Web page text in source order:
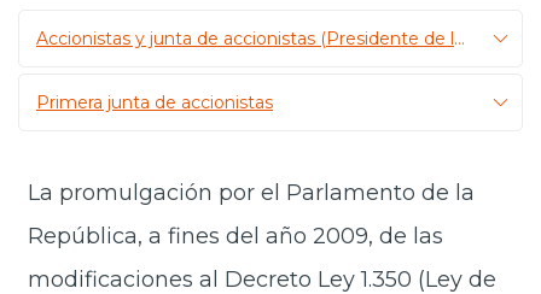
Prensa
Transparencia activa
Accionistas y junta de accionistas (Presidente de la República)
Primera junta de accionistas
La promulgación por el Parlamento de la
República, a fines del año 2009, de las
modificaciones al Decreto Ley 1.350 (Ley de